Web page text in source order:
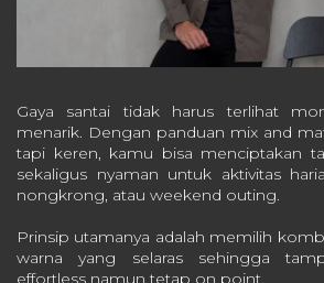
Gaya santai tidak harus terlihat
menarik. Dengan panduan mix and
tapi keren, kamu bisa menciptakan
sekaligus nyaman untuk aktivitas
nongkrong, atau weekend outing.
Prinsip utamanya adalah memilih
warna yang selaras sehingga
effortless namun tetap on point.